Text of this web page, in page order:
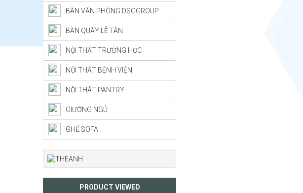
BÀN VĂN PHÒNG DSGGROUP
BÀN QUẦY LỄ TÂN
NỘI THẤT TRƯỜNG HỌC
NỘI THẤT BỆNH VIỆN
NỘI THẤT PANTRY
GIƯỜNG NGỦ
GHẾ SOFA
PRODUCT VIEWED